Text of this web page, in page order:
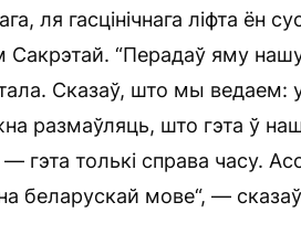
ля гасцінічнага ліфта ён
Сакрэтай. “Перадаў яму
Сказаў, што мы
размаўляць, што гэта ў
гэта толькі справа часу.
беларускай мове“, —